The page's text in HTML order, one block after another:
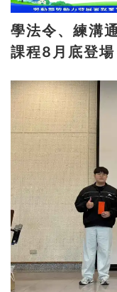
學法令、練溝
課程8月底登場